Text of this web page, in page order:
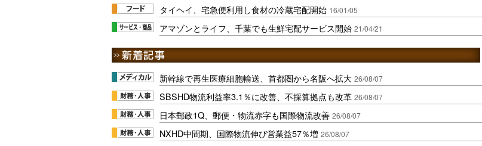
タイヘイ、宅急便利用し食材の冷蔵宅配開始 16/01/05
アマゾンとライフ、千葉でも生鮮宅配サービス開始 21/04/21
新幹線で再生医療細胞輸送、首都圏から名阪へ拡大 26/08/07
SBSHD物流利益率3.1％に改善、不採算拠点も改革 26/08/07
日本郵政1Q、郵便・物流赤字も国際物流改善 26/08/07
NXHD中間期、国際物流伸び営業益57％増 26/08/07